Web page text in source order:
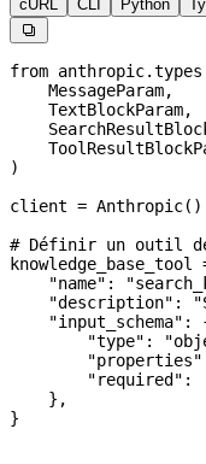
cURL CLI Python

from anthropic.types
    MessageParam,
    TextBlockParam,
)
client = Anthropic()
# Définir un outil de
knowledge_base_tool
    "name"
:
    "description"
:
    "input_schema"
:
        "type"
:
        "properties"
        "required"
:
    },
}